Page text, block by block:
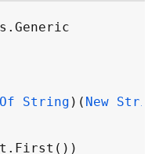
. Generic
Of String )( New
. First